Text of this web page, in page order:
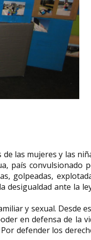
las mujeres y las
país convulsionado
golpeadas,
desigualdad ante la
y sexual. Desde
en defensa de la
defender los
y
Miren Ortubay
abogada
criminóloga